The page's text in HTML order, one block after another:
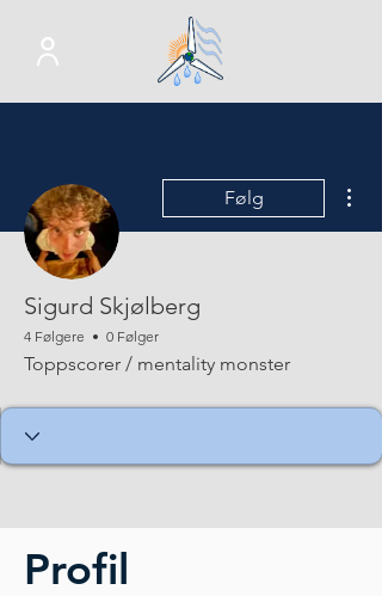
Følg
Sigurd Skjølberg
4 Følgere 0 Følger
Toppscorer / mentality monster
Profil